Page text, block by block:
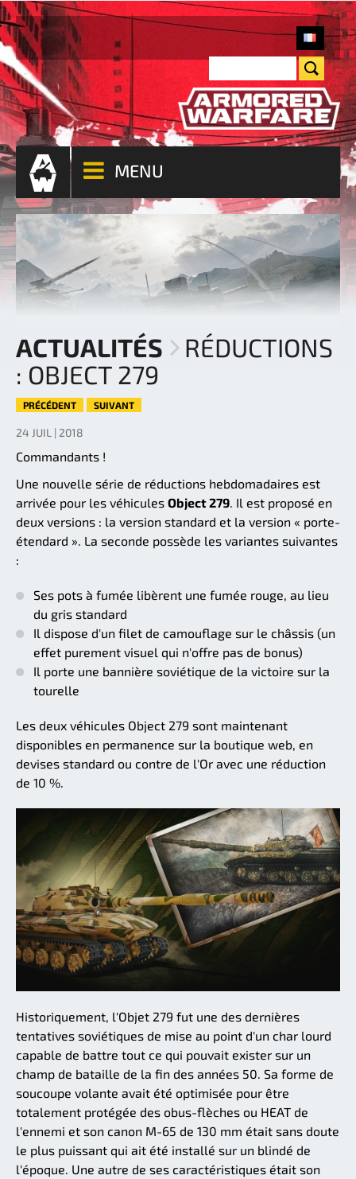
MENU
ACTUALITÉS
RÉDUCTIONS
: OBJECT 279
PRÉCÉDENT SUIVANT
24 JUIL | 2018
Commandants !
Une nouvelle série de réductions hebdomadaires est
arrivée pour les véhicules Object 279. Il est proposé en
deux versions : la version standard et la version « porte-
étendard ». La seconde possède les variantes suivantes
:
Ses pots à fumée libèrent une fumée rouge, au lieu
du gris standard
Il dispose d'un filet de camouflage sur le châssis (un
effet purement visuel qui n'offre pas de bonus)
Il porte une bannière soviétique de la victoire sur la
tourelle
Les deux véhicules Object 279 sont maintenant
disponibles en permanence sur la boutique web, en
devises standard ou contre de l'Or avec une réduction
de 10 %.
Historiquement, l'Objet 279 fut une des dernières
tentatives soviétiques de mise au point d'un char lourd
capable de battre tout ce qui pouvait exister sur un
champ de bataille de la fin des années 50. Sa forme de
soucoupe volante avait été optimisée pour être
totalement protégée des obus-flèches ou HEAT de
l'ennemi et son canon M-65 de 130 mm était sans doute
le plus puissant qui ait été installé sur un blindé de
l'époque. Une autre de ses caractéristiques était son